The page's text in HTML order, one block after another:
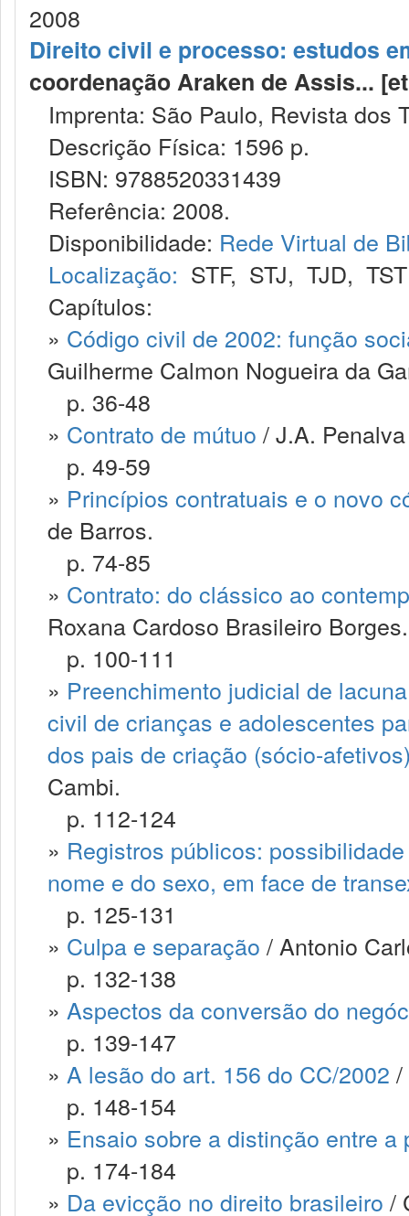
2008
Direito civil e processo: estudos
coordenação Araken de Assis...
Imprenta: São Paulo, Revista dos
Descrição Física: 1596 p.
ISBN: 9788520331439
Referência: 2008.
Disponibilidade: Rede Virtual de
Localização: STF, STJ, TJD, TST
Capítulos:
» Código civil de 2002: função
Guilherme Calmon Nogueira da
p. 36-48
» Contrato de mútuo / J.A.
p. 49-59
» Princípios contratuais e o novo
de Barros.
p. 74-85
» Contrato: do clássico ao
Roxana Cardoso Brasileiro Borges.
p. 100-111
» Preenchimento judicial de
civil de crianças e adolescentes
dos pais de criação (sócio-
Cambi.
p. 112-124
» Registros públicos:
nome e do sexo, em face de
p. 125-131
» Culpa e separação / Antonio
p. 132-138
» Aspectos da conversão do
p. 139-147
» A lesão do art. 156 do CC/2002 /
p. 148-154
» Ensaio sobre a distinção entre
p. 174-184
» Da evicção no direito brasileiro /